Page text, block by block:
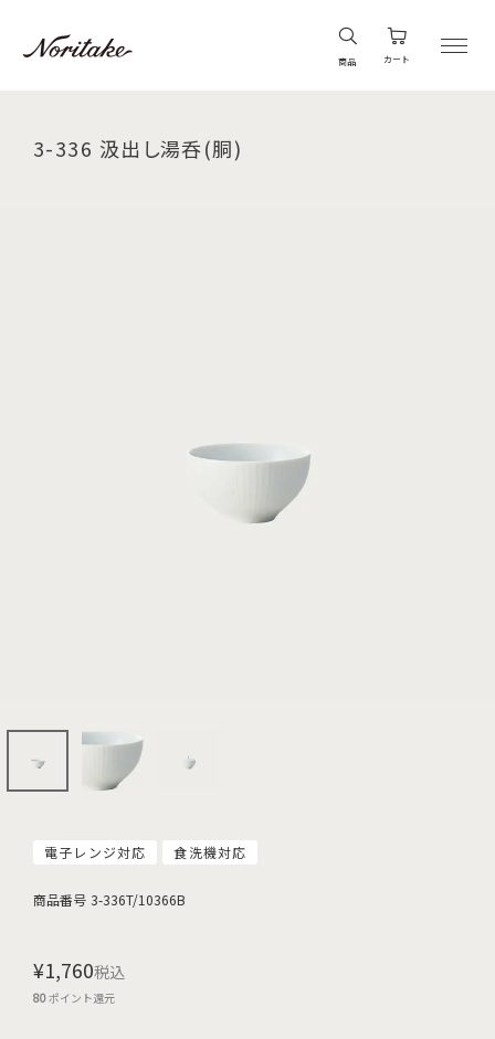
商品 カート
3-336 汲出し湯呑(胴)
電子レンジ対応 食洗機対応
商品番号 3-336T/10366B
¥1,760税込
80ポイント還元